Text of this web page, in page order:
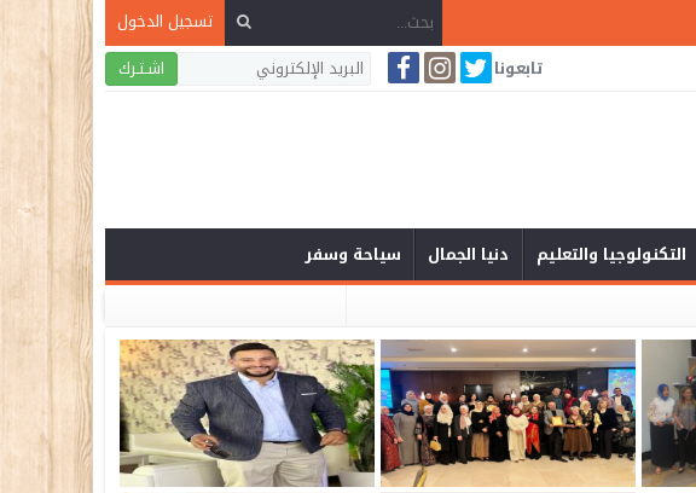
تسجيل الدخول
اشـتـرك تابعونا
التكنولوجيا والتعليم دنيا الجمال
سياحة وسفر